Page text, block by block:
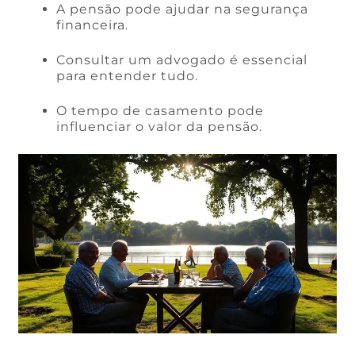
A pensão pode ajudar na segurança
financeira.
Consultar um advogado é essencial
para entender tudo.
O tempo de casamento pode
influenciar o valor da pensão.